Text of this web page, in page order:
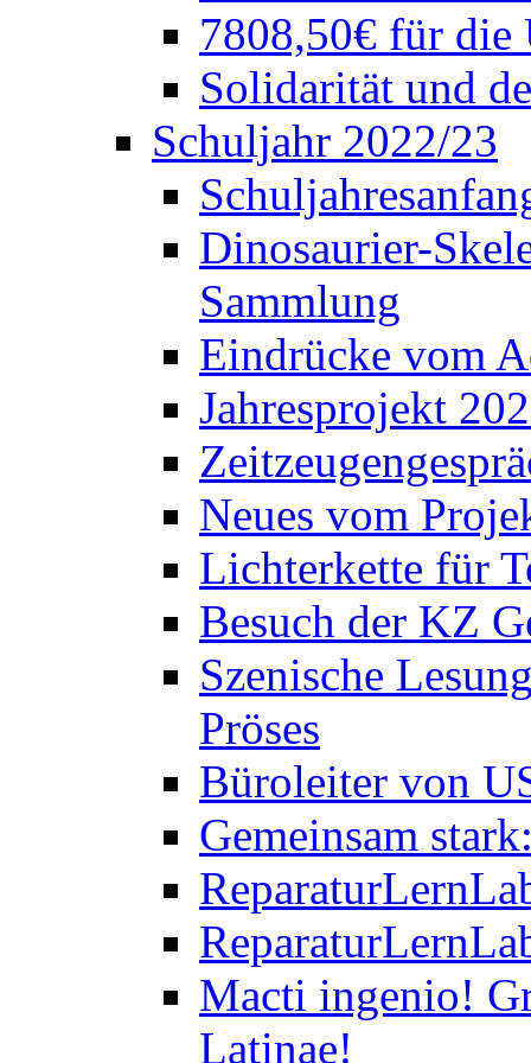
7808,50€ für die
Solidarität und
Schuljahr 2022/23
Dinosaurier-
Sammlung
Eindrücke vom
Jahresprojekt
Neues vom
Lichterkette für
Besuch der KZ
Szenische
Pröses
Büroleiter von
Gemeinsam
Macti ingenio!
Latinae!